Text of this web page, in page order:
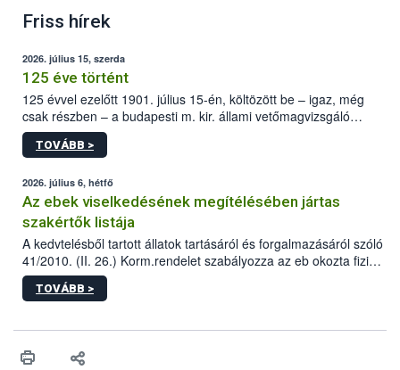
Friss hírek
2026. július 15, szerda
125 éve történt
125 évvel ezelőtt 1901. július 15-én, költözött be – igaz, még
csak részben – a budapesti m. kir. állami vetőmagvizsgáló
állomás a Kis Rókus utca 15. szám alatti, Czigler Győző által
tervezett új épületébe.
TOVÁBB >
2026. július 6, hétfő
Az ebek viselkedésének megítélésében jártas
szakértők listája
A kedvtelésből tartott állatok tartásáról és forgalmazásáról szóló
41/2010. (II. 26.) Korm.rendelet szabályozza az eb okozta fizikai
sérülés, illetve ennek veszélye keletkezésekor felmerülő
hatósági feladatokat, valamint a veszélyes eb tartását és annak
vonni az ebek viselkedésének megítélésében jártas szakértőt.
TOVÁBB >